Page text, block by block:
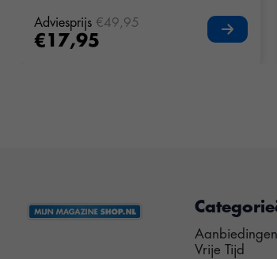
Adviesprijs €49,95
€17,95
Aanbiedingen
Vrije Tijd